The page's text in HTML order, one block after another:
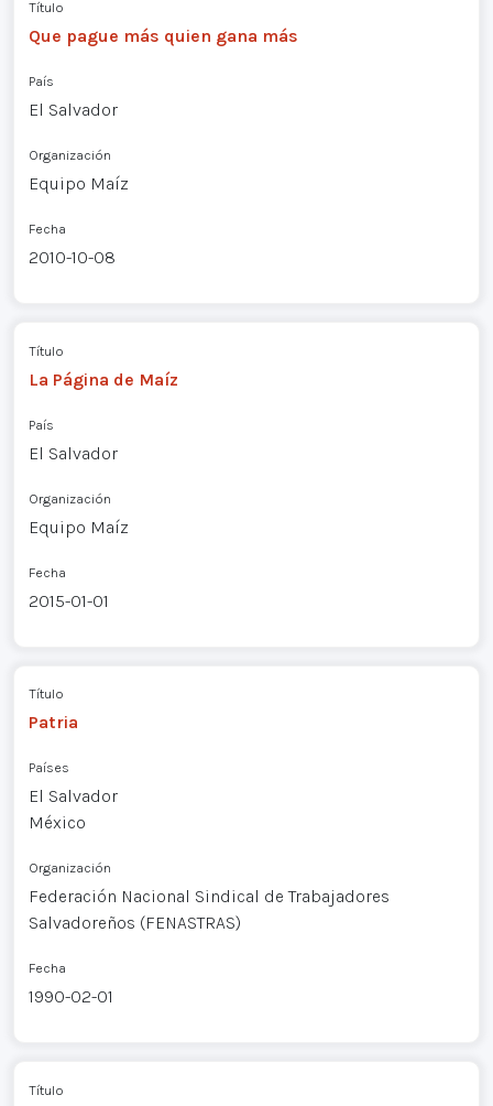
Título
Que pague más quien gana más
País
El Salvador
Organización
Equipo Maíz
Fecha
2010-10-08
Título
La Página de Maíz
País
El Salvador
Organización
Equipo Maíz
Fecha
2015-01-01
Título
Patria
Países
El Salvador
México
Organización
Federación Nacional Sindical de Trabajadores
Salvadoreños (FENASTRAS)
Fecha
1990-02-01
Título